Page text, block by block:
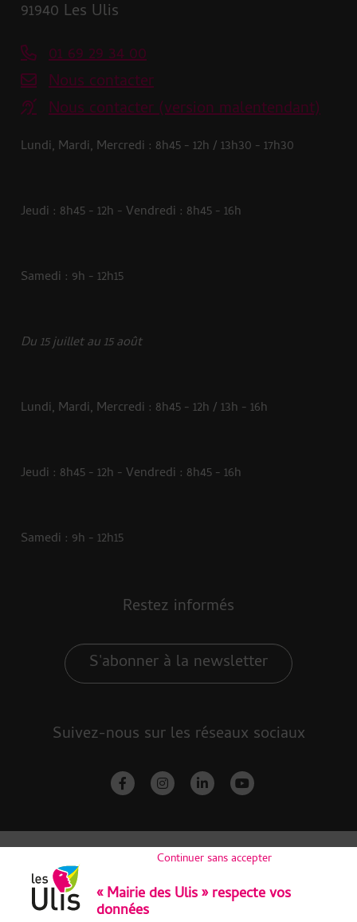
« Mairie des Ulis » respecte vos
données
Continuer sans accepter
91940 Les Ulis
01 69 29 34 00
Nous contacter
Nous contacter (version malentendant)
Lundi, Mardi, Mercredi : 8h45 - 12h / 13h30 - 17h30
Jeudi : 8h45 - 12h - Vendredi : 8h45 - 16h
Samedi : 9h - 12h15
Du 15 juillet au 15 août
Lundi, Mardi, Mercredi : 8h45 - 12h / 13h - 16h
Jeudi : 8h45 - 12h - Vendredi : 8h45 - 16h
Samedi : 9h - 12h15
Restez informés
S'abonner à la newsletter
Suivez-nous sur les réseaux sociaux
facebook-finstagramlinkedin-inyoutube